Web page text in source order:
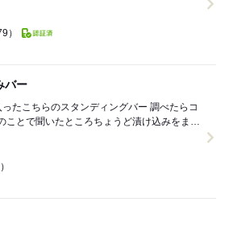
）
バー
ちらのスタンディングバー 調べたらコ
ことで聞いたところちょうど漬け込みをまた